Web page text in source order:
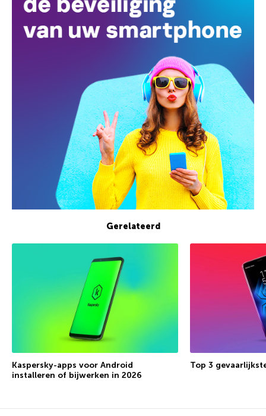
Gerelateerd
Kaspersky-apps voor Android
installeren of bijwerken in 2026
Top 3